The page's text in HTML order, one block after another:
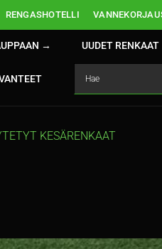
RENGASHOTELLI
→ UUDET RENKAAT
KESÄRENKAAT